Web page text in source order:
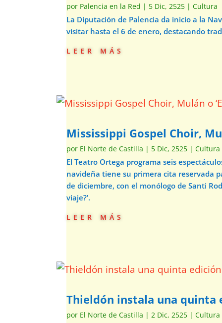
por Palencia en la Red | 5 Dic, 2525 |Cultura
La Diputación de Palencia da inicio a la
visitar hasta el 6 de enero, destacando
leer más
Mississippi Gospel Choir,
por El Norte de Castilla | 5 Dic, 2525 |Cultura
El Teatro Ortega programa seis
navideña tiene su primera cita reservada
de diciembre, con el monólogo de Santi
viaje?’.
leer más
Thieldón instala una quinta
por El Norte de Castilla |2 Dic, 2525 |Cultura